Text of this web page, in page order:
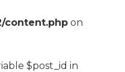
content.phpon
$post_id in